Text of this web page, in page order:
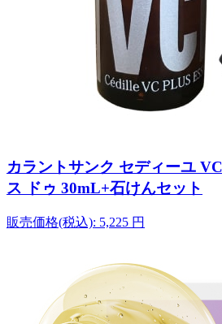
カラントサンク セディーユ
ス ドゥ 30mL+石けんセット
販売価格(税込): 5,225 円